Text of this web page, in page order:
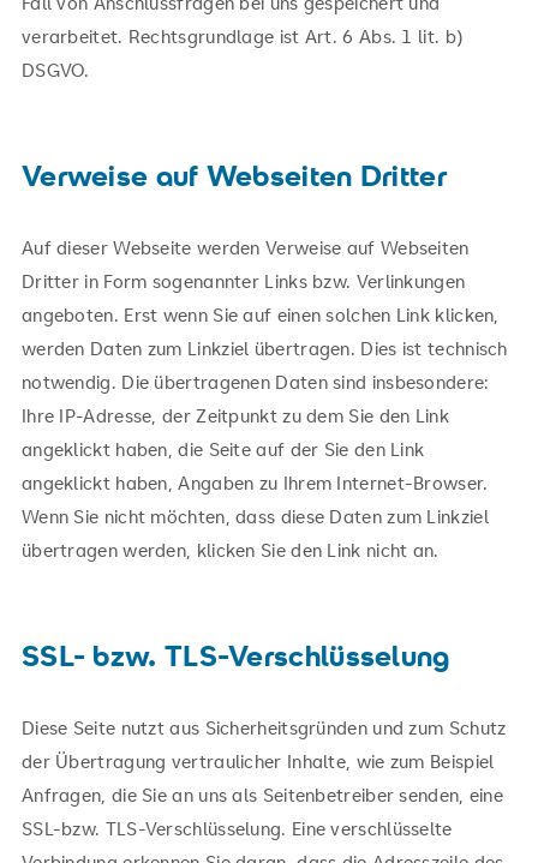
verarbeitet. Rechtsgrundlage ist Art. 6 Abs. 1 lit. b)
DSGVO.
Verweise auf Webseiten Dritter
Auf dieser Webseite werden Verweise auf Webseiten
Dritter in Form sogenannter Links bzw. Verlinkungen
angeboten. Erst wenn Sie auf einen solchen Link klicken,
werden Daten zum Linkziel übertragen. Dies ist technisch
notwendig. Die übertragenen Daten sind insbesondere:
Ihre IP-Adresse, der Zeitpunkt zu dem Sie den Link
angeklickt haben, die Seite auf der Sie den Link
angeklickt haben, Angaben zu Ihrem Internet-Browser.
Wenn Sie nicht möchten, dass diese Daten zum Linkziel
übertragen werden, klicken Sie den Link nicht an.
SSL- bzw. TLS-Verschlüsselung
Diese Seite nutzt aus Sicherheitsgründen und zum Schutz
der Übertragung vertraulicher Inhalte, wie zum Beispiel
Anfragen, die Sie an uns als Seitenbetreiber senden, eine
SSL-bzw. TLS-Verschlüsselung. Eine verschlüsselte